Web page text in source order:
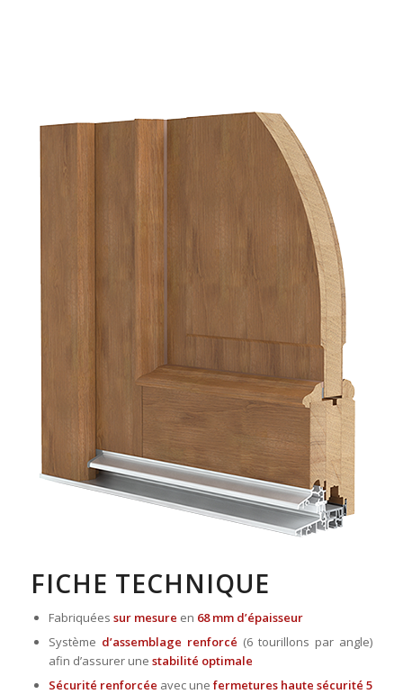
FICHE TECHNIQUE
Fabriquées sur mesure en 68 mm d’épaisseur
Système d’assemblage renforcé (6 tourillons par angle)
afin d’assurer une stabilité optimale
Sécurité renforcée avec une fermetures haute sécurité 5